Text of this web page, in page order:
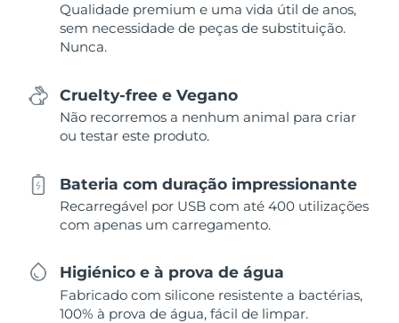
Qualidade premium e uma vida útil de anos,
sem necessidade de peças de substituição.
Nunca.
Cruelty-free e Vegano
Não recorremos a nenhum animal para criar
ou testar este produto.
Bateria com duração impressionante
Recarregável por USB com até 400 utilizações
com apenas um carregamento.
Higiénico e à prova de água
Fabricado com silicone resistente a bactérias,
100% à prova de água, fácil de limpar.